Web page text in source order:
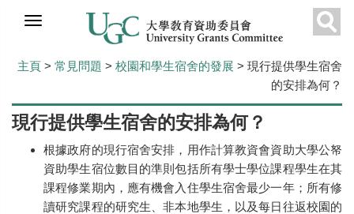
到
要
容
搜
尋
主頁 > 常見問題 > 校園和學生宿舍的發展 > 現行提供學生宿舍
的安排為何？
現行提供學生宿舍的安排為何？
根據政府的現行宿舍安排，用作計算教資會資助大學公帑
資助學生宿位數目的準則包括所有學士學位課程學生在其
課程修業期內，應有機會入住學生宿舍最少一年；所有修
讀研究課程的研究生、非本地學生，以及每日往返校園的